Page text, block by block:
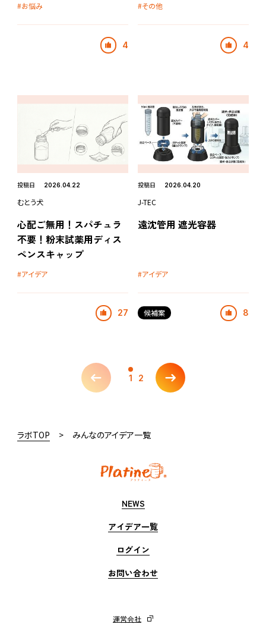
お悩み
4
その他
4
投稿日 2026.04.22
むとう犬
心配ご無用！スパチュラ
不要！粉末試薬用ディス
ペンスキャップ
アイデア
27
投稿日 2026.04.20
J-TEC
遠沈管用 遮光容器
アイデア
候補案 8
1 2
ラボTOP みんなのアイデア一覧
NEWS
アイデア一覧
ログイン
お問い合わせ
運営会社